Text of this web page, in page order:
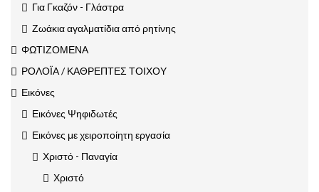
Για Γκαζόν - Γλάστρα
Ζωάκια αγαλματίδια από ρητίνης
ΦΩΤΙΖΟΜΕΝΑ
ΡΟΛΟΪΑ / ΚΑΘΡΕΠΤΕΣ ΤΟΙΧΟΥ
Εικόνες
Εικόνες Ψηφιδωτές
Εικόνες με χειροποίητη εργασία
Χριστό - Παναγία
Χριστό